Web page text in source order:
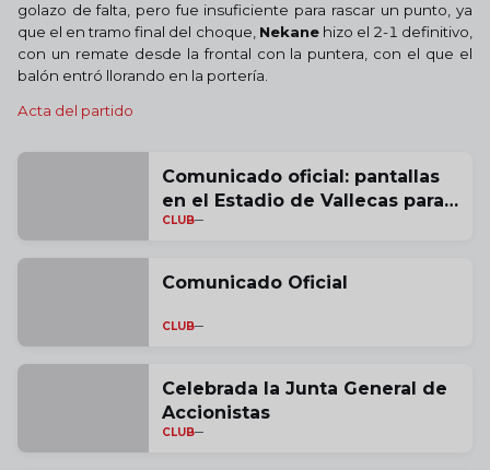
golazo de falta, pero fue insuficiente para rascar un punto, ya
que el en tramo final del choque, Nekanehizo el 2-1 definitivo,
con un remate desde la frontal con la puntera, con el que el
balón entró llorando en la portería.
Acta del partido
Comunicado oficial: pantallas
en el Estadio de Vallecas para
la histórica final de Conference
CLUB
Comunicado Oficial
CLUB
Celebrada la Junta General de
Accionistas
CLUB